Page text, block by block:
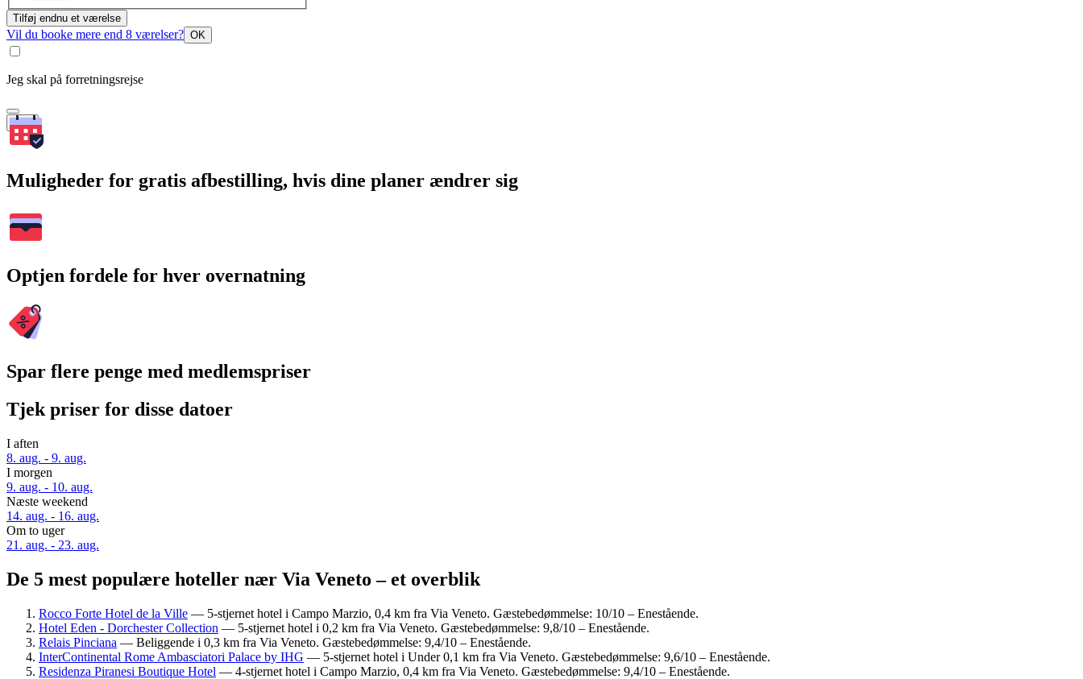
Tilføj endnu et værelse
Vil du booke mere end 8 værelser? OK
Jeg skal på forretningsrejse
Søg
Muligheder for gratis afbestilling, hvis dine planer ændrer sig
Optjen fordele for hver overnatning
Spar flere penge med medlemspriser
Tjek priser for disse datoer
I aften
8. aug. - 9. aug.
I morgen
9. aug. - 10. aug.
Næste weekend
14. aug. - 16. aug.
Om to uger
21. aug. - 23. aug.
De 5 mest populære hoteller nær Via Veneto – et overblik
Rocco Forte Hotel de la Ville — 5-stjernet hotel i Campo Marzio, 0,4 km fra Via Veneto. Gæstebedømmelse: 10/10 – Enestående.
Hotel Eden - Dorchester Collection — 5-stjernet hotel i 0,2 km fra Via Veneto. Gæstebedømmelse: 9,8/10 – Enestående.
Relais Pinciana — Beliggende i 0,3 km fra Via Veneto. Gæstebedømmelse: 9,4/10 – Enestående.
InterContinental Rome Ambasciatori Palace by IHG — 5-stjernet hotel i Under 0,1 km fra Via Veneto. Gæstebedømmelse: 9,6/10 – Enestående.
Residenza Piranesi Boutique Hotel — 4-stjernet hotel i Campo Marzio, 0,4 km fra Via Veneto. Gæstebedømmelse: 9,4/10 – Enestående.